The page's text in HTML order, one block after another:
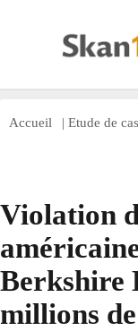
Accueil | Etude de cas
Violation
Berkshire
millions